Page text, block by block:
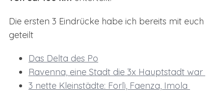
Die ersten 3 Eindrücke habe ich bereits mit euch
geteilt
Das Delta des Po
Ravenna, eine Stadt die 3x Hauptstadt war
3 nette Kleinstädte: Forlì, Faenza, Imola